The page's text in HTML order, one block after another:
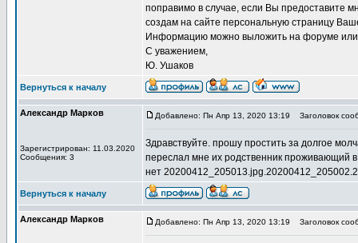
поправимо в случае, если Вы предоставите
создам на сайте персональную страницу
Информацию можно выложить на форуме
С уважением,
Ю. Ушаков
Вернуться к началу
Александр Марков
Зарегистрирован: 11.03.2020
Сообщения: 3
Добавлено: Пн Апр 13, 2020 13:19 Заголовок
Здравствуйте. прошу простить за долгое
переслал мне их родственник проживающий
нет
Вернуться к началу
Александр Марков Добавлено: Пн Апр 13, 2020 13:19 Заголовок